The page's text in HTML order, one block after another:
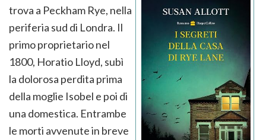
trova a Peckham Rye, nella
periferia sud di Londra. Il
primo proprietario nel
1800, Horatio Lloyd, subì
la dolorosa perdita prima
della moglie Isobel e poi di
una domestica. Entrambe
le morti avvenute in breve